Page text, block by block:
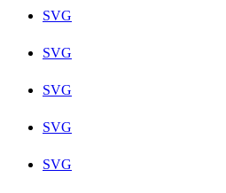
SVG
SVG
SVG
SVG
SVG